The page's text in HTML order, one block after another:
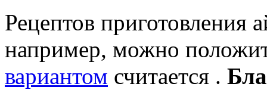
Рецептов приготовления
например, можно
вариантом считается .